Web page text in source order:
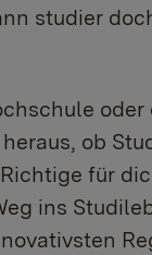
studier
oder
ob
für
ins